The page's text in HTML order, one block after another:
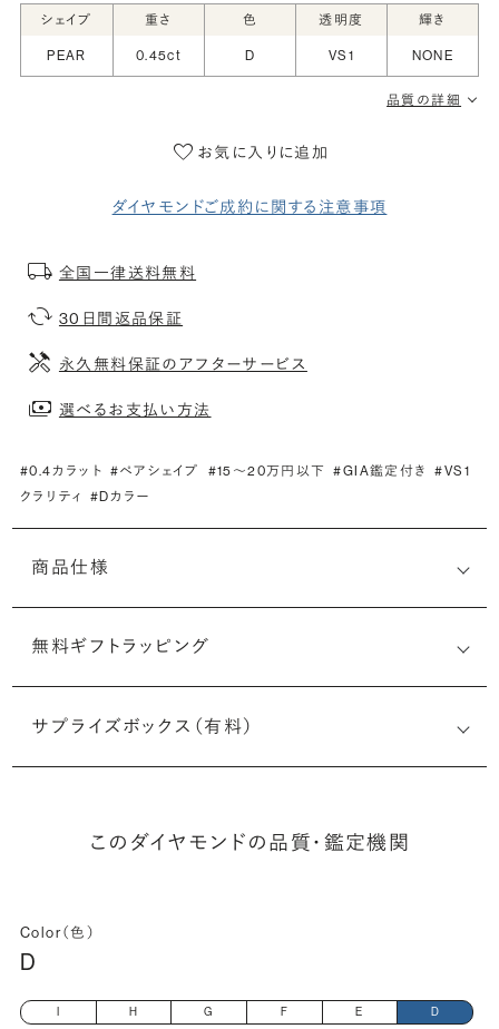
シェイプ 重さ 色 透明度 輝き
PEAR 0.45ct D VS1 NONE
品質の詳細
お気に入りに追加
ダイヤモンドご成約に関する注意事項
全国一律送料無料
30日間返品保証
永久無料保証のアフターサービス
選べるお支払い方法
#0.4カラット #ペアシェイプ #15〜20万円以下 #GIA鑑定付き
#VS1
クラリティ
#Dカラー
商品仕様
無料ギフトラッピング
サプライズボックス（有料）
このダイヤモンドの品質・鑑定機関
Color（色）
D
H G F E D